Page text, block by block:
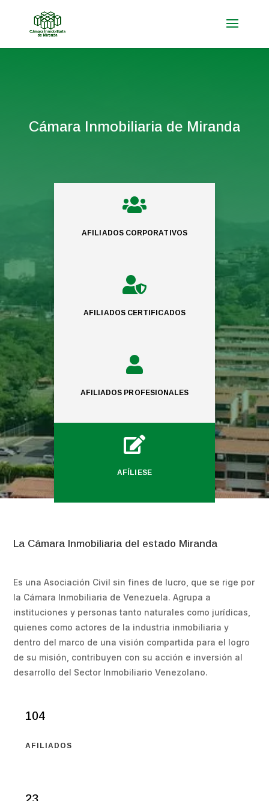
Cámara Inmobiliaria de Miranda

AFILIADOS CORPORATIVOS

AFILIADOS CERTIFICADOS

AFILIADOS PROFESIONALES

AFÍLIESE
La Cámara Inmobiliaria del estado Miranda
Es una Asociación Civil sin fines de lucro, que se rige por
la Cámara Inmobiliaria de Venezuela. Agrupa a
instituciones y personas tanto naturales como jurídicas,
quienes como actores de la industria inmobiliaria y
dentro del marco de una visión compartida para el logro
de su misión, contribuyen con su acción e inversión al
desarrollo del Sector Inmobiliario Venezolano.
104
AFILIADOS
23